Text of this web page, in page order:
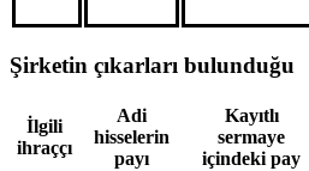
Şirketin çıkarları bulunduğu
İlgili
ihraççı
Adi
hisselerin
payı
Kayıtlı
sermaye
içindeki pay